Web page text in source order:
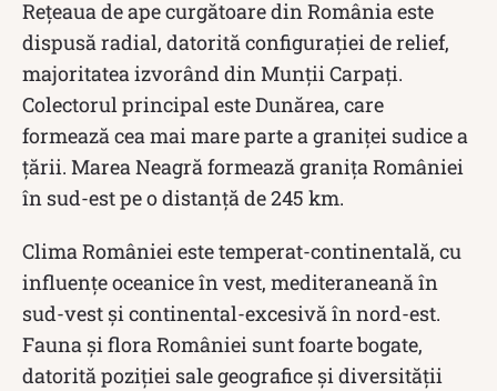
Rețeaua de ape curgătoare din România este
dispusă radial, datorită configurației de relief,
majoritatea izvorând din Munții Carpați.
Colectorul principal este Dunărea, care
formează cea mai mare parte a graniței sudice a
țării. Marea Neagră formează granița României
în sud-est pe o distanță de 245 km.
Clima României este temperat-continentală, cu
influențe oceanice în vest, mediteraneană în
sud-vest și continental-excesivă în nord-est.
Fauna și flora României sunt foarte bogate,
datorită poziției sale geografice și diversității